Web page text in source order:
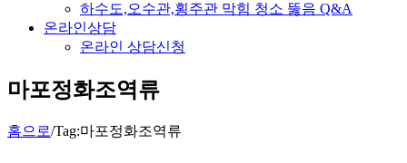
하수도,오수관,횡주관 막힘 청소 뚫음 Q&A
온라인상담
온라인 상담신청
마포정화조역류
홈으로/Tag:마포정화조역류